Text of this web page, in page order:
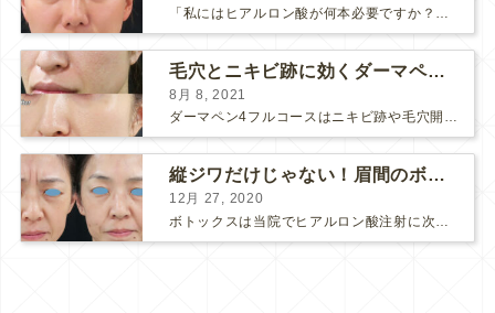
「私にはヒアルロン酸が何本必要ですか？」 診察の時によく聞かれますが、なかなか難しい質問です。 どこまでこだわってキレイにしたいかによって 使うヒアルロン酸の量が変わるからです。 前回もご紹介させ...
毛穴とニキビ跡に効くダーマペン４フルコース
8月 8, 2021
ダーマペン4フルコースはニキビ跡や毛穴開きで悩まれている方に自信を持ってお勧めできる美肌治療です。 ↑ ダーマペン4フルコースを4回行いました。 ニキビ跡と毛穴開きが改善して肌のキメが整いまし...
縦ジワだけじゃない！眉間のボトックス注射
12月 27, 2020